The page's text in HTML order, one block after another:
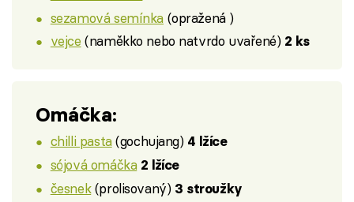
sezamová semínka (opražená )
vejce (naměkko nebo natvrdo uvařené) 2 ks
Omáčka:
chilli pasta(gochujang) 4 lžíce
sójová omáčka 2 lžíce
česnek(prolisovaný) 3 stroužky